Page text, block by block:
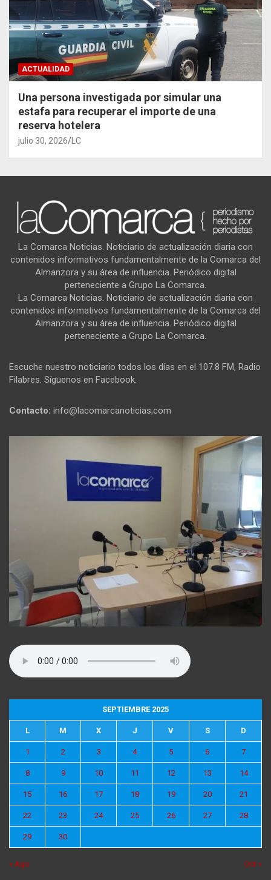
ACTUALIDAD
Una persona investigada por simular una
estafa para recuperar el importe de una
reserva hotelera
julio 30, 2026 LC
La Comarca Noticias. Noticiario de actualización diaria con
contenidos informativos fundamentalmente de la Comarca del
Almanzora y su área de influencia. Periódico digital
perteneciente a Grupo La Comarca.
La Comarca Noticias. Noticiario de actualización diaria con
contenidos informativos fundamentalmente de la Comarca del
Almanzora y su área de influencia. Periódico digital
perteneciente a Grupo La Comarca.
Escuche nuestro noticiario todos los días en el 107.8 FM, Radio
Filabres. Síguenos en Facebook.
Contacto: info@lacomarcanoticias,com
SEPTIEMBRE 2025
L M X J V S D
1 2 3 4 5 6 7
8 9 10 11 12 13 14
15 16 17 18 19 20 21
22 23 24 25 26 27 28
29 30
« Ago Oct »